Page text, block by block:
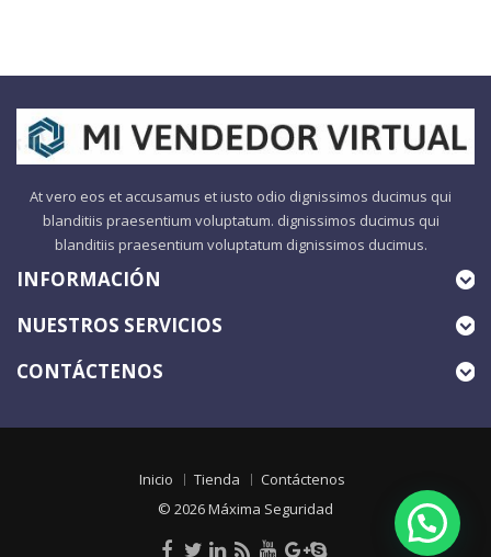
At vero eos et accusamus et iusto odio dignissimos ducimus qui
blanditiis praesentium voluptatum. dignissimos ducimus qui
blanditiis praesentium voluptatum dignissimos ducimus.
INFORMACIÓN
NUESTROS SERVICIOS
CONTÁCTENOS
Inicio Tienda
Contáctenos
© 2026Máxima Seguridad